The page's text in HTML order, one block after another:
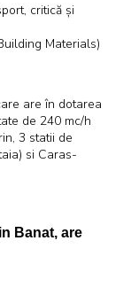
critică și
Materials)
are în dotarea
de 240 mc/h
3 statii de
si Caras-
Banat, are